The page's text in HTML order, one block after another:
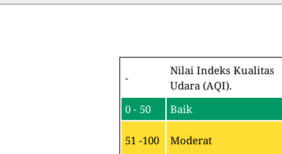
-
Nilai Indeks Kualitas
Udara (AQI).
0 - 50 Baik
51 -100 Moderat